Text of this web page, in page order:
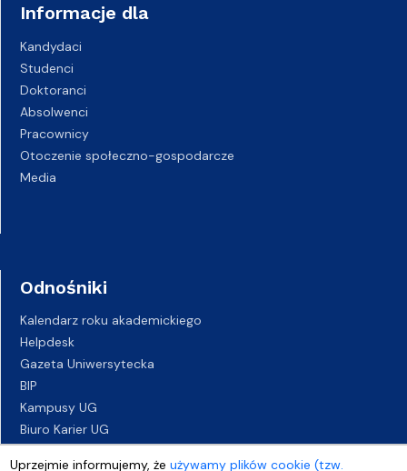
Uprzejmie informujemy, żeużywamy plików cookie (tzw.
Informacje dla
Kandydaci
Studenci
Doktoranci
Absolwenci
Pracownicy
Otoczenie społeczno-gospodarcze
Media
Odnośniki
Kalendarz roku akademickiego
Helpdesk
Gazeta Uniwersytecka
BIP
Kampusy UG
Biuro Karier UG